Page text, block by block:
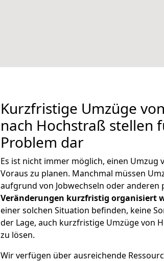
Kurzfristige Umzüge
nach Hochstraß stellen
Problem dar
Es ist nicht immer möglich, einen Umzug
Voraus zu planen. Manchmal müssen
aufgrund von Jobwechseln oder anderen
Veränderungen kurzfristig organisiert
einer solchen Situation befinden, keine
der Lage, auch kurzfristige Umzüge von
zu lösen.
Wir verfügen über ausreichende